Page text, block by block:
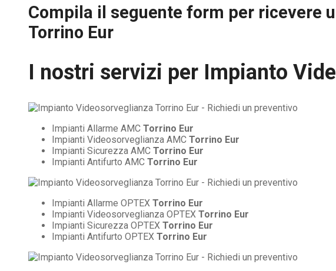
Compila il seguente form per ricevere
Torrino Eur
I nostri servizi per Impianto
Impianti Allarme AMC Torrino Eur
Impianti Videosorveglianza AMC Torrino Eur
Impianti Sicurezza AMC Torrino Eur
Impianti Antifurto AMC Torrino Eur
Impianti Allarme OPTEX Torrino Eur
Impianti Videosorveglianza OPTEX Torrino Eur
Impianti Sicurezza OPTEX Torrino Eur
Impianti Antifurto OPTEX Torrino Eur